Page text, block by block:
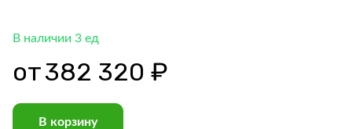
В наличии 3 ед
от382 320 ₽
В корзину